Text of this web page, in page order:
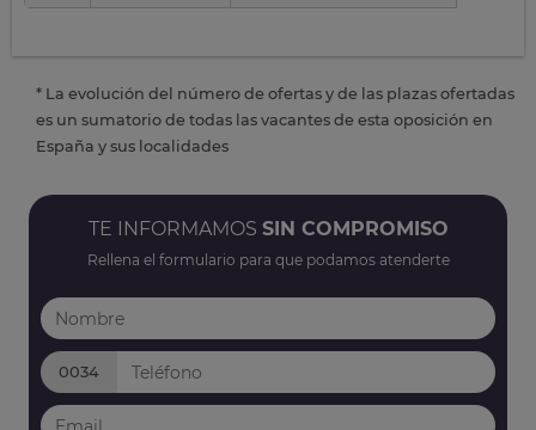
* La evolución del número de ofertas y de las plazas ofertadas
es un sumatorio de todas las vacantes de esta oposición en
España y sus localidades
TE INFORMAMOS SIN COMPROMISO
Rellena el formulario para que podamos atenderte
0034